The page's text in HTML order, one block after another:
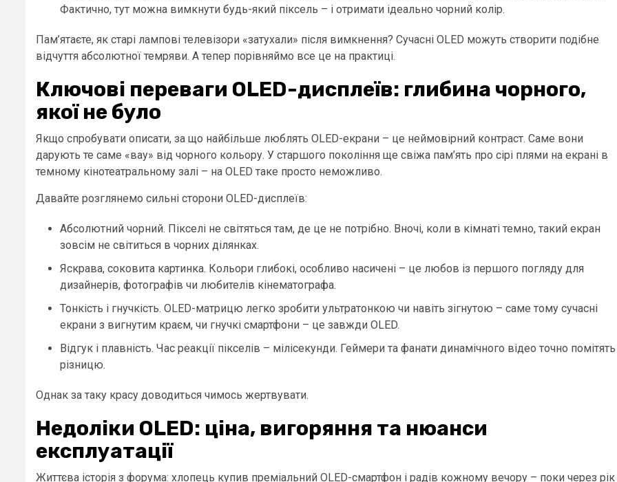
Фактично, тут можна вимкнути будь-який піксель – і отримати ідеально чорний колір.
Пам’ятаєте, як старі лампові телевізори «затухали» після вимкнення? Сучасні OLED можуть створити подібне
відчуття абсолютної темряви. А тепер порівняймо все це на практиці.
Ключові переваги OLED-дисплеїв: глибина чорного,
якої не було
Якщо спробувати описати, за що найбільше люблять OLED-екрани – це неймовірний контраст. Саме вони
дарують те саме «вау» від чорного кольору. У старшого покоління ще свіжа пам’ять про сірі плями на екрані в
темному кінотеатральному залі – на OLED таке просто неможливо.
Давайте розглянемо сильні сторони OLED-дисплеїв:
Абсолютний чорний. Пікселі не світяться там, де це не потрібно. Вночі, коли в кімнаті темно, такий екран
зовсім не світиться в чорних ділянках.
Яскрава, соковита картинка. Кольори глибокі, особливо насичені – це любов із першого погляду для
дизайнерів, фотографів чи любителів кінематографа.
Тонкість і гнучкість. OLED-матрицю легко зробити ультратонкою чи навіть зігнутою – саме тому сучасні
екрани з вигнутим краєм, чи гнучкі смартфони – це завжди OLED.
Відгук і плавність. Час реакції пікселів – мілісекунди. Геймери та фанати динамічного відео точно помітять
різницю.
Однак за таку красу доводиться чимось жертвувати.
Недоліки OLED: ціна, вигоряння та нюанси
експлуатації
Життєва історія з форума: хлопець купив преміальний OLED-смартфон і радів кожному вечору – поки через рік